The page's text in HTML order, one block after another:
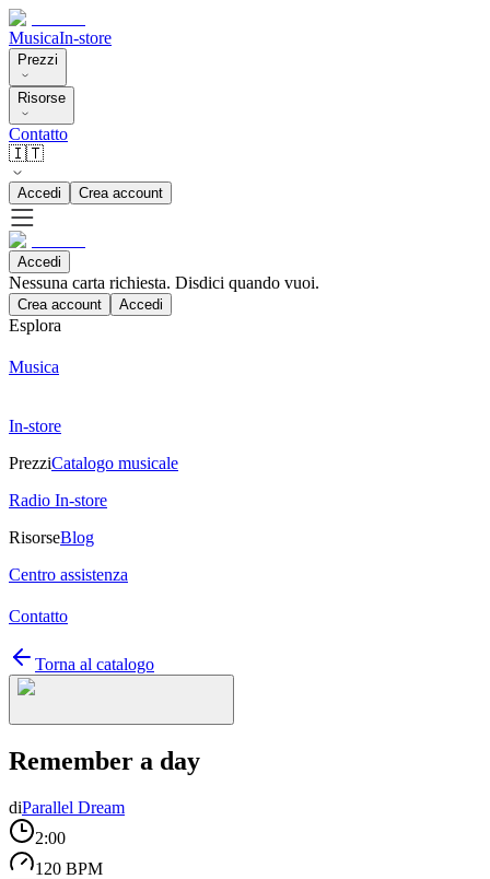
MusicaIn-store
Prezzi
Risorse
Contatto
🇮🇹
Accedi Crea account
Accedi
Nessuna carta richiesta. Disdici quando vuoi.
Crea account Accedi
Esplora
Musica
In-store
PrezziCatalogo musicale
Radio In-store
RisorseBlog
Centro assistenza
Contatto
Torna al catalogo
Remember a day
diParallel Dream
2:00
120 BPM